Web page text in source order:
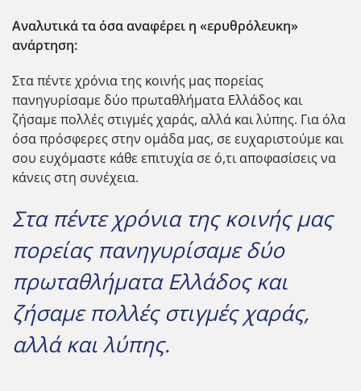
Αναλυτικά τα όσα αναφέρει η «ερυθρόλευκη»
ανάρτηση:
Στα πέντε χρόνια της κοινής μας πορείας
πανηγυρίσαμε δύο πρωταθλήματα Ελλάδος και
ζήσαμε πολλές στιγμές χαράς, αλλά και λύπης. Για όλα
όσα πρόσφερες στην ομάδα μας, σε ευχαριστούμε και
σου ευχόμαστε κάθε επιτυχία σε ό,τι αποφασίσεις να
κάνεις στη συνέχεια.
Στα πέντε χρόνια της κοινής μας
πορείας πανηγυρίσαμε δύο
πρωταθλήματα Ελλάδος και
ζήσαμε πολλές στιγμές χαράς,
αλλά και λύπης.